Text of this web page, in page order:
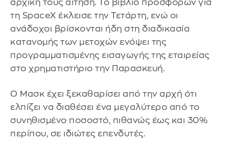
αρχική τους αίτηση. Το βιβλίο προσφορών για
τη SpaceX έκλεισε την Τετάρτη, ενώ οι
ανάδοχοι βρίσκονται ήδη στη διαδικασία
κατανομής των μετοχών ενόψει της
προγραμματισμένης εισαγωγής της εταιρείας
στο χρηματιστήριο την Παρασκευή.
Ο Μασκ έχει ξεκαθαρίσει από την αρχή ότι
ελπίζει να διαθέσει ένα μεγαλύτερο από το
συνηθισμένο ποσοστό, πιθανώς έως και 30%
περίπου, σε ιδιώτες επενδυτές.